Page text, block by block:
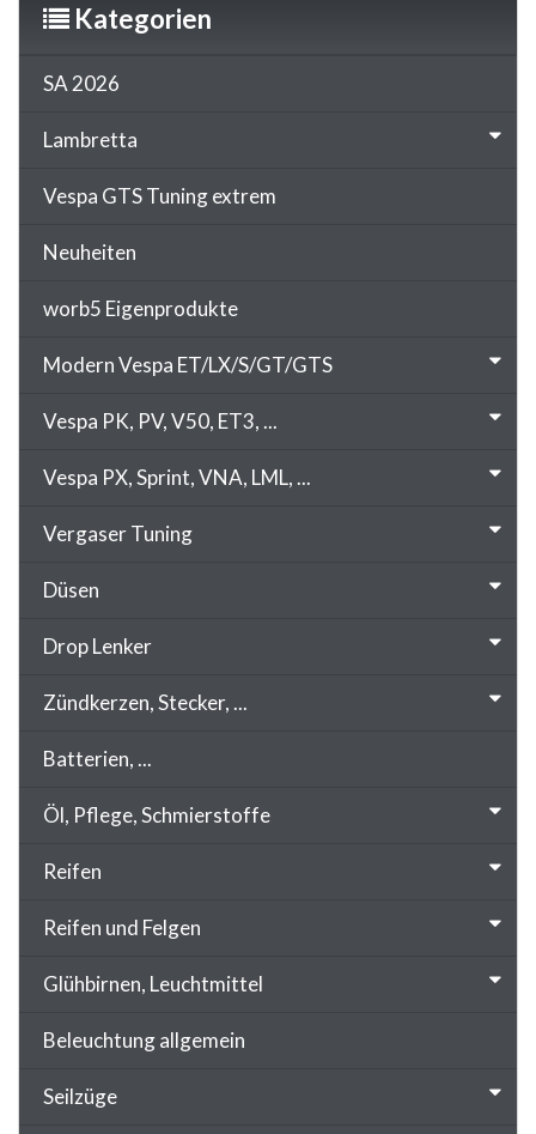
Kategorien
SA 2026
Lambretta
Vespa GTS Tuning extrem
Neuheiten
worb5 Eigenprodukte
Modern Vespa ET/LX/S/GT/GTS
Vespa PK, PV, V50, ET3, ...
Vespa PX, Sprint, VNA, LML, ...
Vergaser Tuning
Düsen
Drop Lenker
Zündkerzen, Stecker, ...
Batterien, ...
Öl, Pflege, Schmierstoffe
Reifen
Reifen und Felgen
Glühbirnen, Leuchtmittel
Beleuchtung allgemein
Seilzüge